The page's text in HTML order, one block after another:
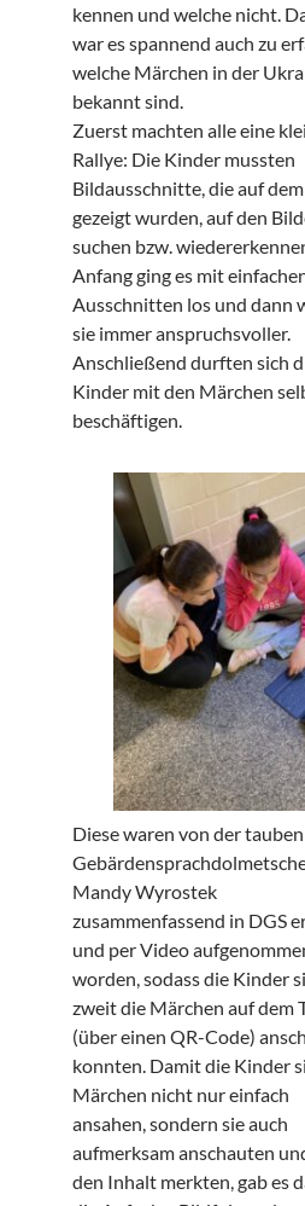
kennen und welche nicht.
war es spannend auch zu
welche Märchen in der
bekannt sind.
Zuerst machten alle eine
Rallye: Die Kinder mussten
Bildausschnitte, die auf
gezeigt wurden, auf den
suchen bzw.
Anfang ging es mit
Ausschnitten los und dann
sie immer anspruchsvoller.
Anschließend durften sich
Kinder mit den Märchen
beschäftigen.
Diese waren von der tauben
Mandy Wyrostek
zusammenfassend in DGS
und per Video
worden, sodass die Kinder
zweit die Märchen auf dem
(über einen QR-Code)
konnten. Damit die Kinder
Märchen nicht nur einfach
ansahen, sondern sie auch
aufmerksam anschauten
den Inhalt merkten, gab es